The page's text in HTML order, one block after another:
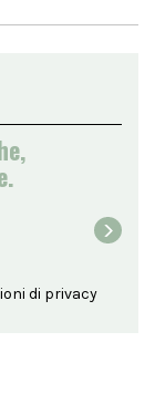
di privacy